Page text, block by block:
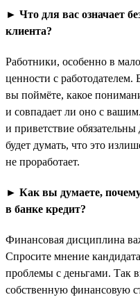
► Что для вас означает
клиента?
Работники, особенно в
ценности с работодателем.
вы поймёте, какое
и совпадает ли оно с
и приветствие
будет думать, что это
не проработает.
► Как вы думаете,
в банке кредит?
Финансовая дисциплина
Спросите мнение
проблемы с деньгами. Так
собственную финансовую